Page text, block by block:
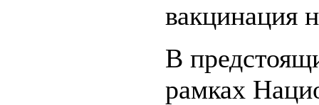
вакцинация
В
рамках